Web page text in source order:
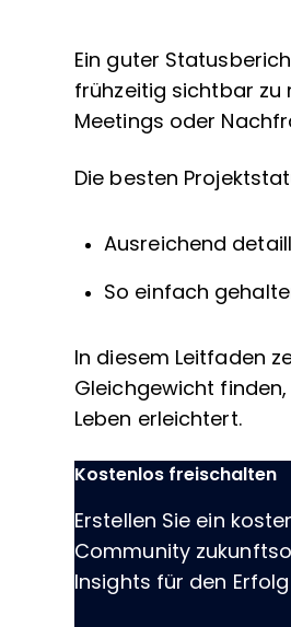
Ein guter
frühzeitig sichtbar zu
Meetings oder
Die besten
Ausreichend
So einfach
In diesem Leitfaden
Gleichgewicht
Leben erleichtert.
Kostenlos freischalten
Erstellen Sie ein
Community
Insights für den